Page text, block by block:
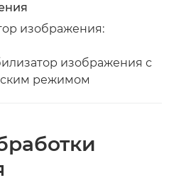
изображения:
изображения с
режимом